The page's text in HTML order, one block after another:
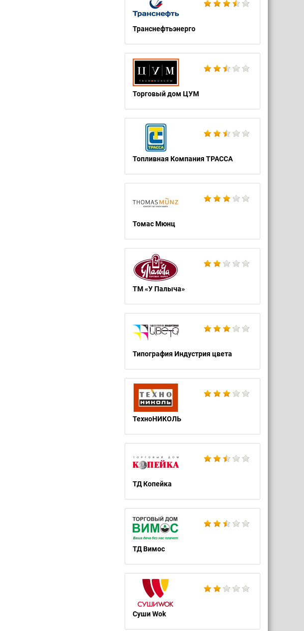
Транснефтьэнерго
Торговый дом ЦУМ
Топливная Компания ТРАССА
Томас Мюнц
ТМ «У Палыча»
Типография Индустрия цвета
ТехноНИКОЛЬ
ТД Копейка
ТД Вимос
Суши Wok